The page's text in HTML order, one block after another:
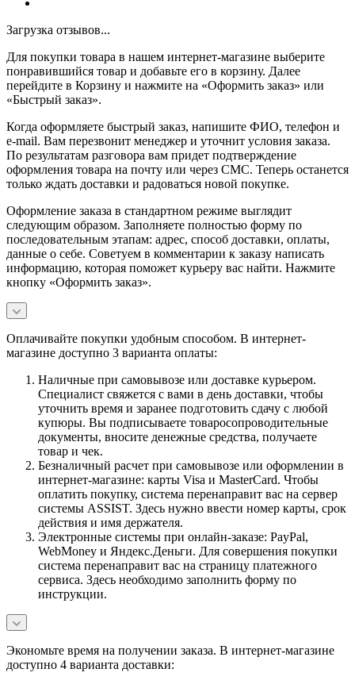
Загрузка отзывов...
Для покупки товара в нашем интернет-магазине выберите
понравившийся товар и добавьте его в корзину. Далее
перейдите в Корзину и нажмите на «Оформить заказ» или
«Быстрый заказ».
Когда оформляете быстрый заказ, напишите ФИО, телефон и
e-mail. Вам перезвонит менеджер и уточнит условия заказа.
По результатам разговора вам придет подтверждение
оформления товара на почту или через СМС. Теперь останется
только ждать доставки и радоваться новой покупке.
Оформление заказа в стандартном режиме выглядит
следующим образом. Заполняете полностью форму по
последовательным этапам: адрес, способ доставки, оплаты,
данные о себе. Советуем в комментарии к заказу написать
информацию, которая поможет курьеру вас найти. Нажмите
кнопку «Оформить заказ».
Оплачивайте покупки удобным способом. В интернет-
магазине доступно 3 варианта оплаты:
Наличные при самовывозе или доставке курьером.
Специалист свяжется с вами в день доставки, чтобы
уточнить время и заранее подготовить сдачу с любой
купюры. Вы подписываете товаросопроводительные
документы, вносите денежные средства, получаете
товар и чек.
Безналичный расчет при самовывозе или оформлении в
интернет-магазине: карты Visa и MasterCard. Чтобы
оплатить покупку, система перенаправит вас на сервер
системы ASSIST. Здесь нужно ввести номер карты, срок
действия и имя держателя.
Электронные системы при онлайн-заказе: PayPal,
WebMoney и Яндекс.Деньги. Для совершения покупки
система перенаправит вас на страницу платежного
сервиса. Здесь необходимо заполнить форму по
инструкции.
Экономьте время на получении заказа. В интернет-магазине
доступно 4 варианта доставки: